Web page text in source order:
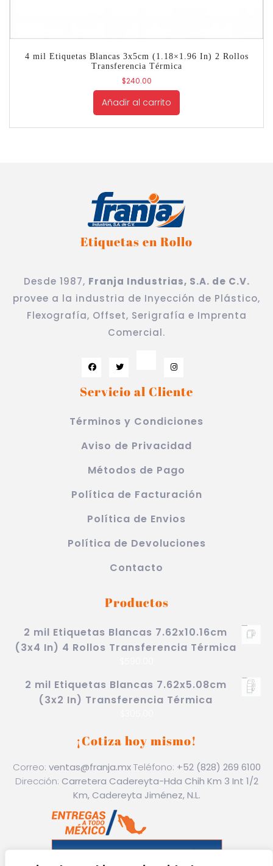
4 mil Etiquetas Blancas 3x5cm (1.18×1.96 In) 2 Rollos
Transferencia Térmica
$240.00
Añadir al carrito
Etiquetas en Rollo
Desde 1987, Franja Industrias, S.A. de C.V.
provee a la industria de Inyección de Plástico,
Flexografía, Offset, Serigrafía e Imprenta
Comercial.
Servicio al Cliente
Términos y Condiciones
Aviso de Privacidad
Métodos de Pago
Política de Facturación
Política de Envios
Política de Devoluciones
Contacto
Productos
2 mil Etiquetas Blancas 7.62x10.16cm
(3x4 In) 4 Rollos Transferencia Térmica
2 mil Etiquetas Blancas 7.62x5.08cm
(3x2 In) Transferencia Térmica
¡Cotiza hoy mismo!
Correo: ventas@franja.mxTeléfono: +52 (828) 269 6100
Dirección: Carretera Cadereyta-Hda Chih Km 3 Int 1/2
Km, Cadereyta Jiménez, N.L.